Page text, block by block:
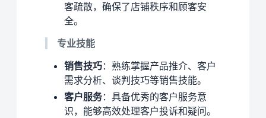
客疏散，确保了店铺秩序和顾客安
全。
专业技能
销售技巧：熟练掌握产品推介、客户
需求分析、谈判技巧等销售技能。
客户服务：具备优秀的客户服务意
识，能够高效处理客户投诉和疑问。